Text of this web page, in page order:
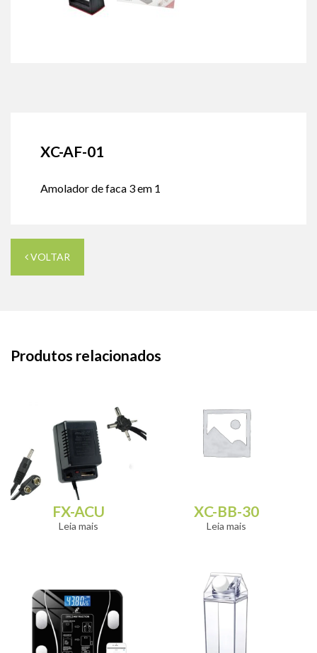
XC-AF-01
Amolador de faca 3 em 1
VOLTAR
Produtos relacionados
FX-ACU
Leia mais
XC-BB-30
Leia mais